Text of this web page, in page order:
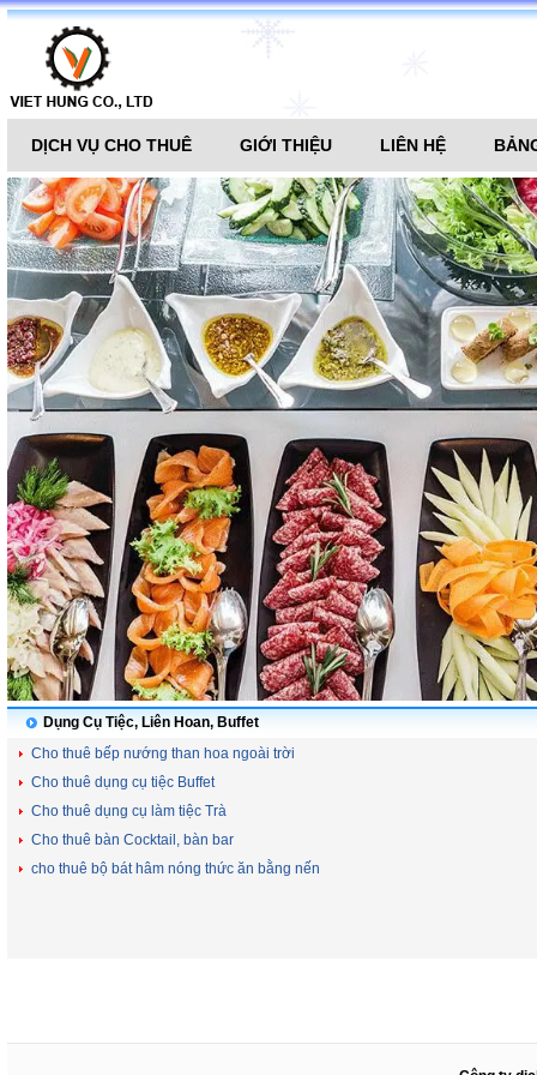
DỊCH VỤ CHO THUÊ GIỚI THIỆU LIÊN HỆ
Dụng Cụ Tiệc, Liên Hoan, Buffet
Cho thuê bếp nướng than hoa ngoài trời
Cho thuê dụng cụ tiệc Buffet
Cho thuê dụng cụ làm tiệc Trà
Cho thuê bàn Cocktail, bàn bar
cho thuê bộ bát hâm nóng thức ăn bằng nến